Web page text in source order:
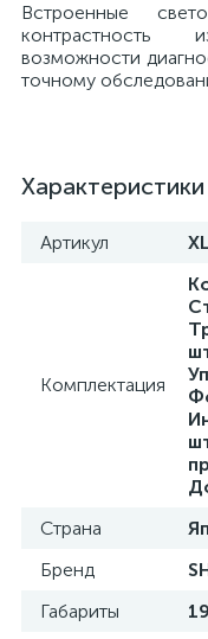
Встроенные
контрастность
возможности
точному
Характеристики
Артикул
Комплектация
Страна
Бренд
Габариты